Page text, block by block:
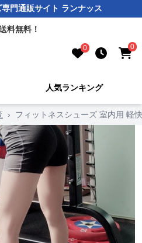
門通販サイト ランナッス
料無料！
0 0
人気ランキング
› フィットネスシューズ 室内用 軽